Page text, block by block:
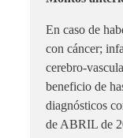
En caso de
con cáncer;
cerebro-
beneficio de
diagnósticos
de ABRIL de